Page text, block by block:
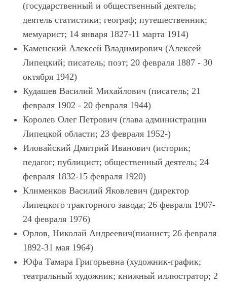
(государственный и общественный деятель;
деятель статистики; географ; путешественник;
мемуарист; 14 января 1827-11 марта 1914)
Каменский Алексей Владимирович (Алексей
Липецкий; писатель; поэт; 20 февраля 1887 - 30
октября 1942)
Кудашев Василий Михайлович (писатель; 21
февраля 1902 - 20 февраля 1944)
Королев Олег Петрович (глава администрации
Липецкой области; 23 февраля 1952-)
Иловайский Дмитрий Иванович (историк;
педагог; публицист; общественный деятель; 24
февраля 1832-15 февраля 1920)
Клименков Василий Яковлевич (директор
Липецкого тракторного завода; 26 февраля 1907-
24 февраля 1976)
Орлов, Николай Андреевич(пианист; 26 февраля
1892-31 мая 1964)
Юфа Тамара Григорьевна (художник-график;
театральный художник; книжный иллюстратор; 2